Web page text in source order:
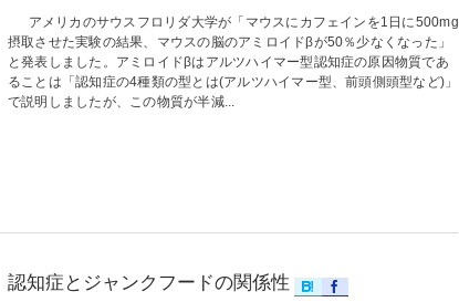
アメリカのサウスフロリダ大学が「マウスにカフェインを1日に500mg
摂取させた実験の結果、マウスの脳のアミロイドβが50％少なくなった」
と発表しました。アミロイドβはアルツハイマー型認知症の原因物質であ
ることは「認知症の4種類の型とは(アルツハイマー型、前頭側頭型など)」
で説明しましたが、この物質が半減...
認知症とジャンクフードの関係性